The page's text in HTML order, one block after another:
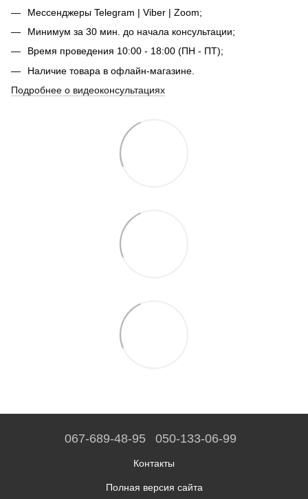
Мессенджеры Telegram | Viber | Zoom;
Минимум за 30 мин. до начала консультации;
Время проведения 10:00 - 18:00 (ПН - ПТ);
Наличие товара в офлайн-магазине.
Подробнее о видеоконсультациях
067-689-48-95 050-133-06-99
Контакты
Полная версия сайта